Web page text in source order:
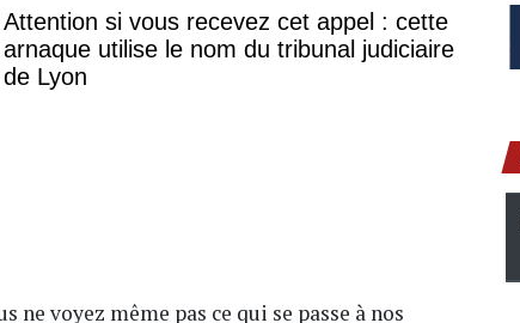
Attention si vous recevez cet appel : cette
arnaque utilise le nom du tribunal judiciaire
de Lyon
voyez même pas ce qui se passe à nos